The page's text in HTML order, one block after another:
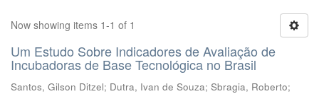
Now showing items 1-1 of 1
Um Estudo Sobre Indicadores de Avaliação de
Incubadoras de Base Tecnológica no Brasil
Santos, Gilson Ditzel; Dutra, Ivan de Souza; Sbragia, Roberto;